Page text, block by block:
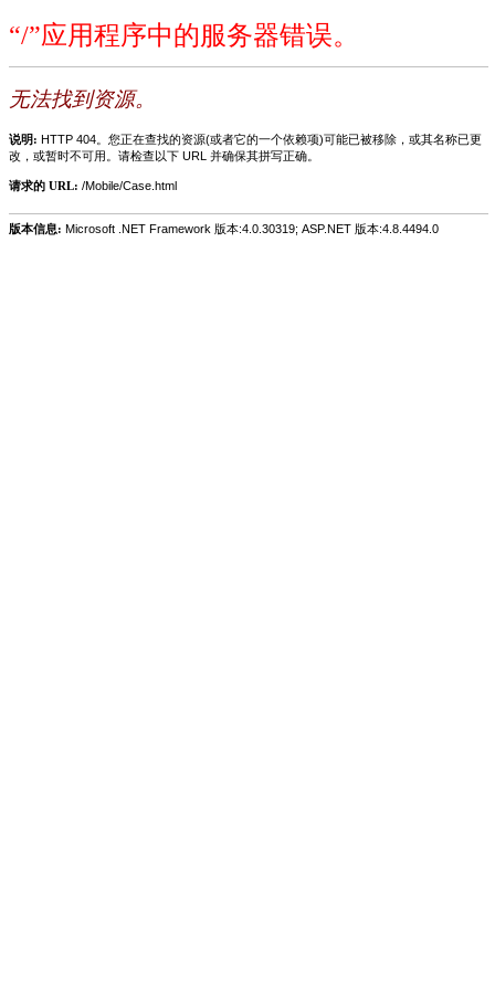
“/”应用程序中的服务器错误。
无法找到资源。
说明: HTTP 404。您正在查找的资源(或者它的一个依赖项)可能已被移除，或其名称已更
改，或暂时不可用。请检查以下 URL 并确保其拼写正确。
请求的 URL: /Mobile/Case.html
版本信息: Microsoft .NET Framework 版本:4.0.30319; ASP.NET 版本:4.8.4494.0